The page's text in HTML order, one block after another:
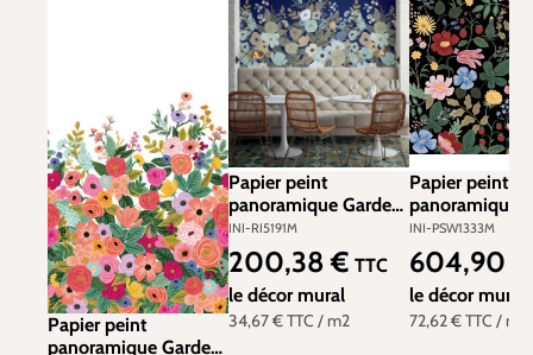
Papier peint
panoramique Garden
Papier peint
panoramique Garden
Party bleu - Rifle
Paper Co. d'Initiales |
Réf. INI-RI5191M
INI-RI5191M
34,67 €TTC / m2
Prix régulier :
200,38 € TTC
le décor mural
Papier peint
panoramique
Strawberry
- Rifle Paper
York (Initiales)
INI-
INI-PSW1333M
72,62 €TTC / m2
Prix régulier :
604,90
le décor mural